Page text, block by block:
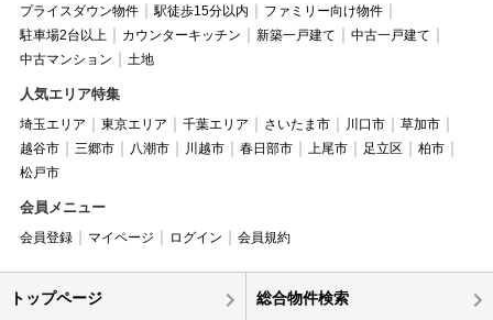
プライスダウン物件
駅徒歩15分以内
ファミリー向け物件
駐車場2台以上
カウンターキッチン 新築一戸建て
中古一戸建て
中古マンション
土地
人気エリア特集
埼玉エリア 東京エリア 千葉エリア さいたま市 川口市
草加市
越谷市
三郷市 八潮市 川越市 春日部市 上尾市 足立区
柏市
松戸市
会員メニュー
会員登録 マイページ ログイン 会員規約
トップページ 総合物件検索